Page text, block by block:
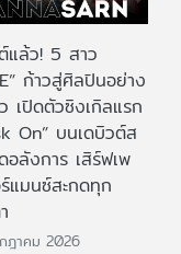
แล้ว! 5 สาว
ก้าวสู่ศิลปินอย่าง
เปิดตัวซิงเกิลแรก
On” บนเดบิวต์ส
อลังการ เสิร์ฟเพ
แมนซ์สะกดทุก
ฎาคม 2026